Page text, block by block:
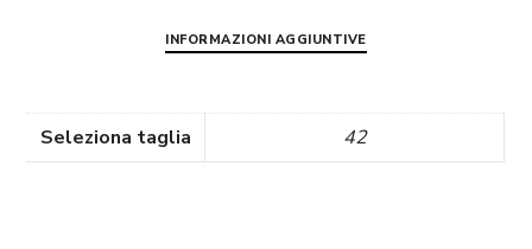
INFORMAZIONI AGGIUNTIVE
Seleziona taglia 42